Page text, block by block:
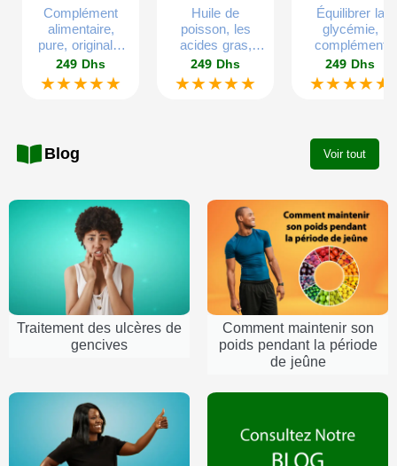
Complément
alimentaire,
pure, originale,
60 gélules
végétales.
249 Dhs
★★★★★
Huile de
poisson, les
acides gras,
gélatine
végétales, sans
mercure, sans
249 Dhs
★★★★★
Équilibrer la
glycémie,
complément
alimentaire
d’extrait végétal,
glucose
249 Dhs
★★★★★
Blog Voir tout
Traitement des ulcères de
gencives
Comment maintenir son
poids pendant la période
de jeûne